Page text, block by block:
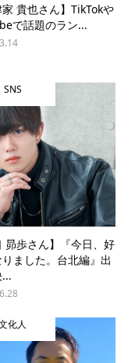
家 貴也さん】TikTokや
で話題のラン...
SNS
昴歩さん】『今日、好
りました。台北編』出
化人